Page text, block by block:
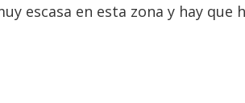
escasa en esta zona y hay que